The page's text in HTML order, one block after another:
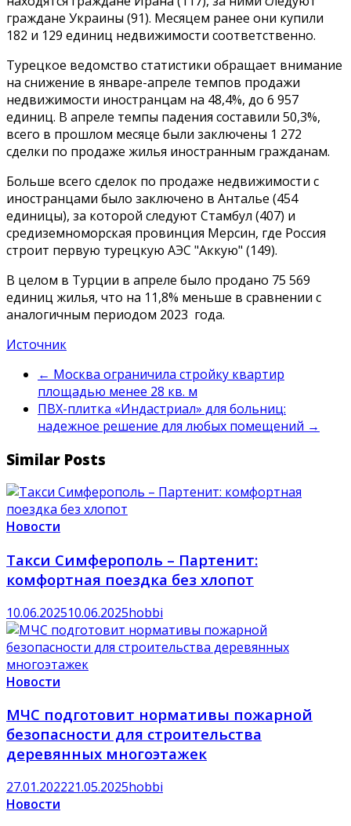
граждане Украины (91). Месяцем ранее они купили
182 и 129 единиц недвижимости соответственно.
Турецкое ведомство статистики обращает внимание
на снижение в январе-апреле темпов продажи
недвижимости иностранцам на 48,4%, до 6 957
единиц. В апреле темпы падения составили 50,3%,
всего в прошлом месяце были заключены 1 272
сделки по продаже жилья иностранным гражданам.
Больше всего сделок по продаже недвижимости с
иностранцами было заключено в Анталье (454
единицы), за которой следуют Стамбул (407) и
средиземноморская провинция Мерсин, где Россия
строит первую турецкую АЭС "Аккую" (149).
В целом в Турции в апреле было продано 75 569
единиц жилья, что на 11,8% меньше в сравнении с
аналогичным периодом 2023 года.
Источник
← Москва ограничила стройку квартир
площадью менее 28 кв. м
ПВХ-плитка «Индастриал» для больниц:
надежное решение для любых помещений →
Similar Posts
Новости
Такси Симферополь – Партенит:
комфортная поездка без хлопот
10.06.202510.06.2025hobbi
Новости
МЧС подготовит нормативы пожарной
безопасности для строительства
деревянных многоэтажек
27.01.202221.05.2025hobbi
Новости